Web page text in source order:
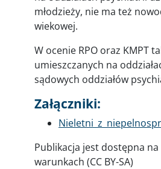
młodzieży, nie ma też
wiekowej.
W ocenie RPO oraz KMPT
umieszczanych na
sądowych oddziałów
Załączniki:
Dokument
Publikacja jest dostępna
warunkach (CC BY-SA)